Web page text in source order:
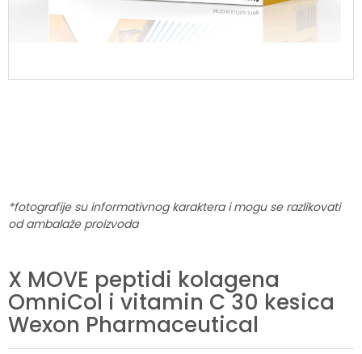
*fotografije su informativnog karaktera i mogu se razlikovati
od ambalaže proizvoda
X MOVE peptidi kolagena
OmniCol i vitamin C 30 kesica
Wexon Pharmaceutical